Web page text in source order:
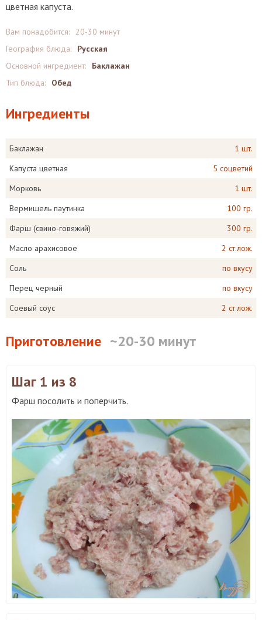
цветная капуста.
Вам понадобится:
20-30 минут
География блюда:
Русская
Основной ингредиент:
Баклажан
Тип блюда:
Обед
Ингредиенты
Баклажан
1 шт.
Капуста цветная
5 соцветий
Морковь
1 шт.
Вермишель паутинка
100 гр.
Фарш (свино-говяжий)
300 гр.
Масло арахисовое
2 ст.лож.
Соль
по вкусу
Перец черный
по вкусу
Соевый соус
2 ст.лож.
Приготовление ~20-30 минут
Шаг 1 из 8
Фарш посолить и поперчить.